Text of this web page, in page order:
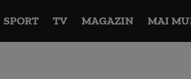
SPORT TV MAGAZIN MAI